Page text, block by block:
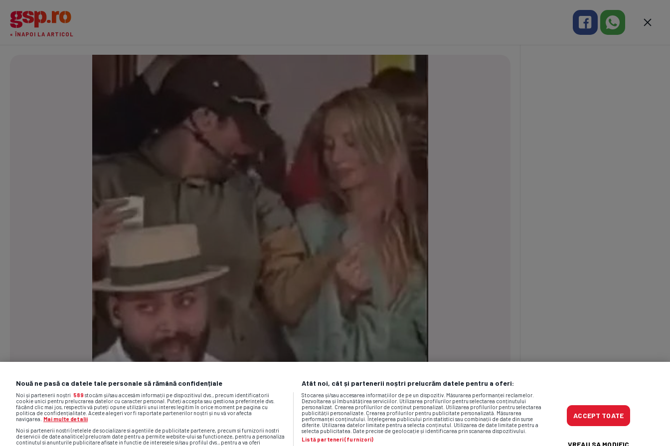
« ÎNAPOI LA ARTICOL
Nouă ne pasă ca datele tale personale să rămână confidențiale
Noi și partenerii noștri 589 stocăm și/sau accesăm informații pe dispozitivul dvs., precum identificatorii
cookie unici pentru prelucrarea datelor cu caracter personal. Puteți accepta sau gestiona preferințele dvs.
făcând clic mai jos, respectiv vă puteți opune utilizării unui interes legitim în orice moment pe pagina cu
politica de confidențialitate. Aceste alegeri vor fi raportate partenerilor noștri și nu vă vor afecta
navigarea.
Mai multe detalii
Noi si partenerii nostri (retelele de socializare si agentiile de publicitate partenere, precum si furnizorii nostri
de servicii de date analitice) prelucram date pentru a permite website-ului sa functioneze, pentru a personaliza
continutul si anunturile publicitare afisate in functie de interesele si/sau profilul dvs., pentru a va oferi
Atât noi, cât și partenerii noștri prelucrăm datele pentru a oferi:
Stocarea și/sau accesarea informațiilor de pe un dispozitiv. Măsurarea performanței reclamelor.
Dezvoltarea și îmbunătățirea serviciilor. Utilizarea profilurilor pentru selectarea conținutului
personalizat. Crearea profilurilor de conținut personalizat. Utilizarea profilurilor pentru selectarea
publicității personalizate. Crearea profilurilor pentru publicitate personalizată. Măsurarea
performanței conținutului. Înțelegerea publicului prin statistici sau combinații de date din surse
diferite. Utilizarea datelor limitate pentru a selecta conținutul. Utilizarea de date limitate pentru a
selecta publicitatea. Date precise de geolocație și identificarea prin scanarea dispozitivului.
Listă parteneri (furnizori)
ACCEPT TOATE
VREAU SA MODIFIC